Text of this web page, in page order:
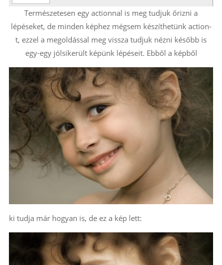
Természetesen egy actionnal is meg tudjuk őrizni a
lépéseket, de minden képhez mégsem készíthetünk action-
t, ezzel a megoldással meg vissza tudjuk nézni később is
egy-egy jólsikerült képünk lépéseit. Ebből a képből
ki tudja már hogyan is, de ez a kép lett: